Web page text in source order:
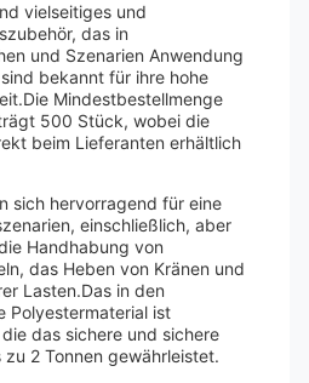
vielseitiges und
das in
und Szenarien Anwendung
bekannt für ihre hohe
Mindestbestellmenge
500 Stück, wobei die
beim Lieferanten erhältlich
sich hervorragend für eine
einschließlich, aber
Handhabung von
das Heben von Kränen und
Lasten.Das in den
Polyestermaterial ist
das sichere und sichere
2 Tonnen gewährleistet.